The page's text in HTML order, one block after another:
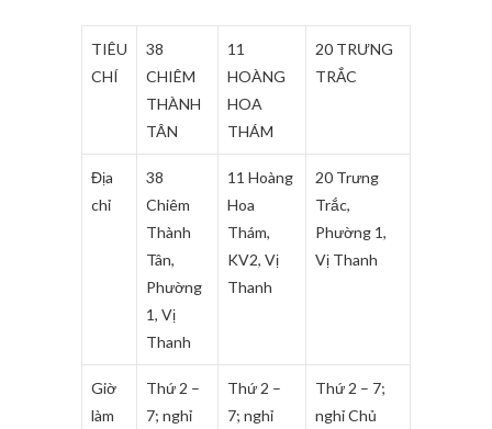
TIÊU
CHÍ
38
CHIÊM
THÀNH
TÂN
11
HOÀNG
HOA
THÁM
20 TRƯNG
TRẮC
Địa
chỉ
38
Chiêm
Thành
Tân,
Phường
1, Vị
Thanh
11 Hoàng
Hoa
Thám,
KV2, Vị
Thanh
20 Trưng
Trắc,
Phường 1,
Vị Thanh
Giờ
làm
Thứ 2 –
7; nghỉ
Thứ 2 –
7; nghỉ
Thứ 2 – 7;
nghỉ Chủ